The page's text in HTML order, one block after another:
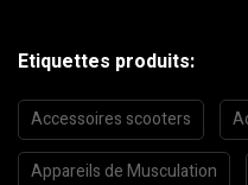
Etiquettes produits:
Accessoires scooters
Appareils de Musculation